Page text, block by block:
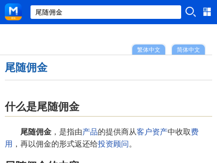
简体中文
繁体中文
尾随佣金
什么是尾随佣金
尾随佣金 ，是指由产品的提供商从客户资产中收取费
用 ，再以佣金的形式返还给投资顾问 。